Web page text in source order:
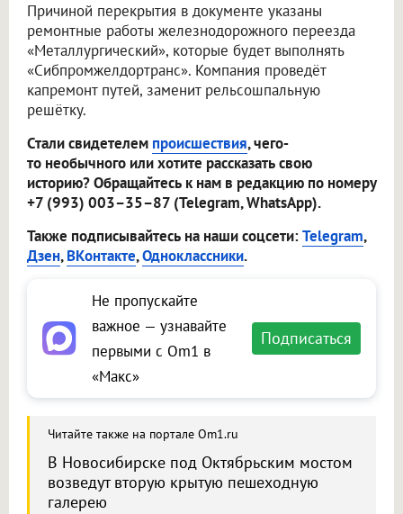
Причиной перекрытия в документе указаны
ремонтные работы железнодорожного переезда
«Металлургический», которые будет выполнять
«Сибпромжелдортранс». Компания проведёт
капремонт путей, заменит рельсошпальную
решётку.
Стали свидетелем происшествия, чего-
то необычного или хотите рассказать свою
историю? Обращайтесь к нам в редакцию по номеру
+7 (993) 003–35–87 (Telegram, WhatsApp).
Также подписывайтесь на наши соцсети:Telegram,
Дзен,ВКонтакте,Одноклассники.
Не пропускайте
важное — узнавайте
первыми с Om1 в
«Макс»
Подписаться
Читайте также на портале Om1.ru
В Новосибирске под Октябрьским мостом
возведут вторую крытую пешеходную
галерею